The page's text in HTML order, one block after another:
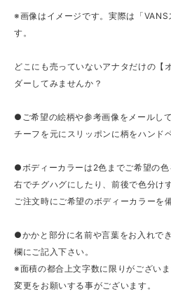
※画像はイメージです。実際は「VANS
す。
どこにも売っていないアナタだけの【
ダーしてみませんか？
●ご希望の絵柄や参考画像をメールし
チーフを元にスリッポンに柄をハンド
●ボディーカラーは2色までご希望の
右でチグハグにしたり、前後で色分け
ご注文時にご希望のボディーカラーを
●かかと部分に名前や言葉をお入れで
欄にご記入下さい。
※面積の都合上文字数に限りがござい
変更をお願いする事がございます。